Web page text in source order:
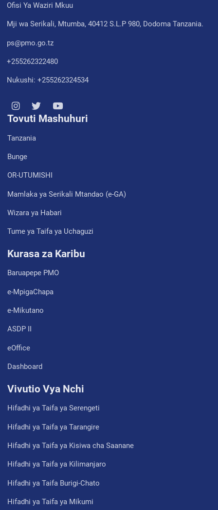
Ofisi Ya Waziri Mkuu
Mji wa Serikali, Mtumba, 40412 S.L.P 980, Dodoma Tanzania.
ps@pmo.go.tz
+255262322480
Nukushi: +255262324534
Tovuti Mashuhuri
Tanzania
Bunge
OR-UTUMISHI
Mamlaka ya Serikali Mtandao (e-GA)
Wizara ya Habari
Tume ya Taifa ya Uchaguzi
Kurasa za Karibu
Baruapepe PMO
e-MpigaChapa
e-Mikutano
ASDP II
eOffice
Dashboard
Vivutio Vya Nchi
Hifadhi ya Taifa ya Serengeti
Hifadhi ya Taifa ya Tarangire
Hifadhi ya Taifa ya Kisiwa cha Saanane
Hifadhi ya Taifa ya Kilimanjaro
Hifadhi ya Taifa Burigi-Chato
Hifadhi ya Taifa ya Mikumi